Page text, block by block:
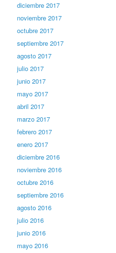
diciembre 2017
noviembre 2017
octubre 2017
septiembre 2017
agosto 2017
julio 2017
junio 2017
mayo 2017
abril 2017
marzo 2017
febrero 2017
enero 2017
diciembre 2016
noviembre 2016
octubre 2016
septiembre 2016
agosto 2016
julio 2016
junio 2016
mayo 2016